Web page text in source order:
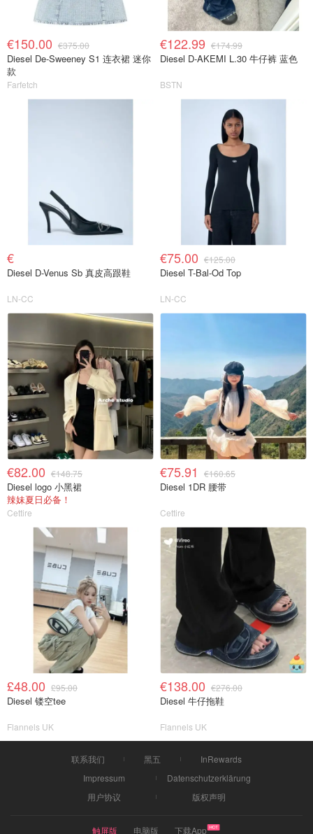
€150.00 €375.00
Diesel De-Sweeney S1 连衣裙 迷你
款
Farfetch
€122.99 €174.99
Diesel D-AKEMI L.30 牛仔裤 蓝色
BSTN
€
Diesel D-Venus Sb 真皮高跟鞋
LN-CC
€75.00 €125.00
Diesel T-Bal-Od Top
LN-CC
€82.00 €148.75
Diesel logo 小黑裙
辣妹夏日必备！
Cettire
€75.91 €160.65
Diesel 1DR 腰带
Cettire
£48.00 £95.00
Diesel 镂空tee
Flannels UK
€138.00 €276.00
Diesel 牛仔拖鞋
Flannels UK
联系我们 黑五
InRewards
Impressum
Datenschutzerklärung
用户协议
版权声明
触屏版 电脑版 下载App